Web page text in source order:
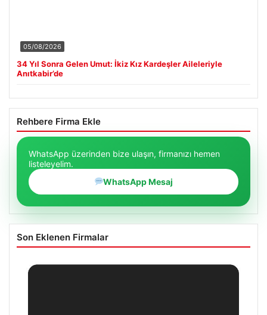
05/08/2026
34 Yıl Sonra Gelen Umut: İkiz Kız Kardeşler Aileleriyle
Anıtkabir’de
Rehbere Firma Ekle
WhatsApp üzerinden bize ulaşın, firmanızı hemen
listeleyelim.
WhatsApp Mesaj
Son Eklenen Firmalar